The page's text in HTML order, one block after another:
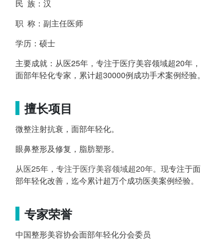
民 族：汉
职 称：副主任医师
学历：硕士
主要成就：从医25年，专注于医疗美容领域超20年，
面部年轻化专家，累计超30000例成功手术案例经验。
擅长项目
微整注射抗衰，面部年轻化。
眼鼻整形及修复，脂肪塑形。
从医25年，专注于医疗美容领域超20年。现专注于面
部年轻化改善，迄今累计超万个成功医美案例经验。
专家荣誉
中国整形美容协会面部年轻化分会委员